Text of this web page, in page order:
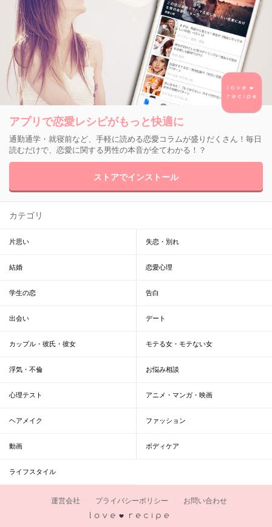
アプリで恋愛レシピがもっと快適に
通勤通学・就寝前など、手軽に読める恋愛コラムが盛りだくさん！毎日
読むだけで、恋愛に関する男性の本音が全てわかる！？
ストアでインストール
カテゴリ
片思い 失恋・別れ
結婚 恋愛心理
学生の恋 告白
出会い デート
カップル・彼氏・彼女 モテる女・モテない女
浮気・不倫 お悩み相談
心理テスト アニメ・マンガ・映画
ヘアメイク ファッション
動画 ボディケア
ライフスタイル
運営会社 プライバシーポリシー お問い合わせ